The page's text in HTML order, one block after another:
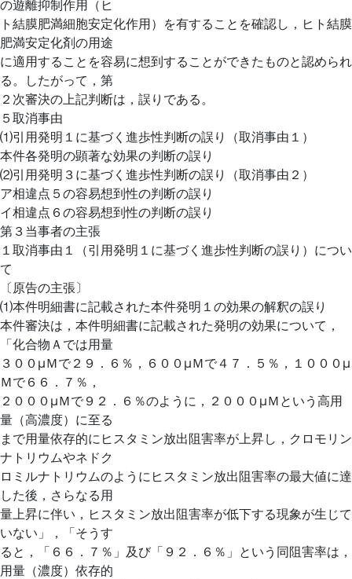
の遊離抑制作用（ヒ
ト結膜肥満細胞安定化作用）を有することを確認し，ヒト結膜
肥満安定化剤の用途
に適用することを容易に想到することができたものと認められ
る。したがって，第
２次審決の上記判断は，誤りである。
５取消事由
⑴引用発明１に基づく進歩性判断の誤り（取消事由１）
本件各発明の顕著な効果の判断の誤り
⑵引用発明３に基づく進歩性判断の誤り（取消事由２）
ア相違点５の容易想到性の判断の誤り
イ相違点６の容易想到性の判断の誤り
第３当事者の主張
１取消事由１（引用発明１に基づく進歩性判断の誤り）につい
て
〔原告の主張〕
⑴本件明細書に記載された本件発明１の効果の解釈の誤り
本件審決は，本件明細書に記載された発明の効果について，
「化合物Ａでは用量
３００μＭで２９．６％，６００μＭで４７．５％，１０００μ
Ｍで６６．７％，
２０００μＭで９２．６％のように，２０００μＭという高用
量（高濃度）に至る
まで用量依存的にヒスタミン放出阻害率が上昇し，クロモリン
ナトリウムやネドク
ロミルナトリウムのようにヒスタミン放出阻害率の最大値に達
した後，さらなる用
量上昇に伴い，ヒスタミン放出阻害率が低下する現象が生じて
いない」，「そうす
ると，「６６．７％」及び「９２．６％」という同阻害率は，
用量（濃度）依存的